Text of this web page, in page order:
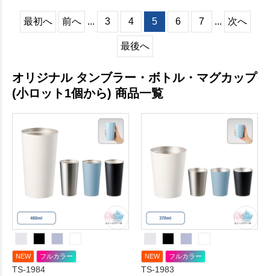
最初へ 前へ ... 3 4 5 6 7 ... 次へ
最後へ
オリジナル タンブラー・ボトル・マグカップ
(小ロット1個から) 商品一覧
NEW フルカラー
TS-1984
NEW フルカラー
TS-1983